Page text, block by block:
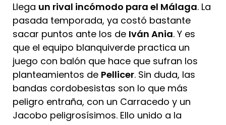
Llega un rival incómodo para el Málaga. La
pasada temporada, ya costó bastante
sacar puntos ante los de Iván Ania. Y es
que el equipo blanquiverde practica un
juego con balón que hace que sufran los
planteamientos de Pellicer. Sin duda, las
bandas cordobesistas son lo que más
peligro entraña, con un Carracedo y un
Jacobo peligrosísimos. Ello unido a la